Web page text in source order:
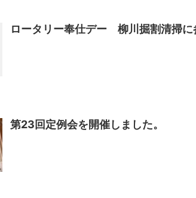
ロータリー奉仕デー 柳川掘割清掃に
第23回定例会を開催しました。